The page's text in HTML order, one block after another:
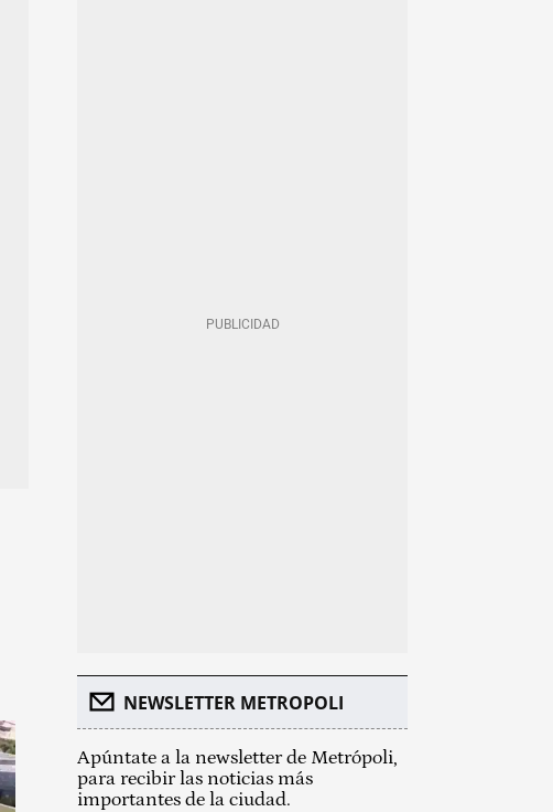
NEWSLETTER METROPOLI
Apúntate a la newsletter de Metrópoli,
para recibir las noticias más
importantes de la ciudad.